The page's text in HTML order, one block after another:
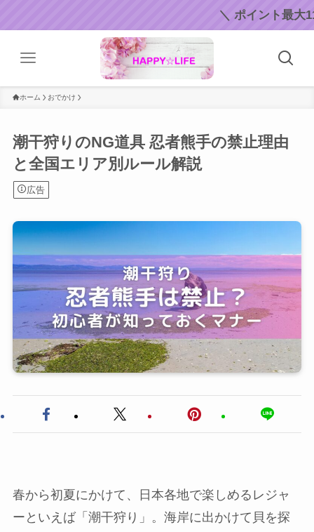
＼ ポイント最大11倍！ ／
ホーム おでかけ
潮干狩りのNG道具 忍者熊手の禁止理由
と全国エリア別ルール解説
広告
春から初夏にかけて、日本各地で楽しめるレジャ
ーといえば「潮干狩り」。海岸に出かけて貝を探